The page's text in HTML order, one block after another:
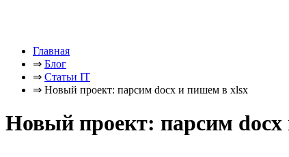
Главная
⇒ Блог
⇒ Статьи IT
⇒ Новый проект: парсим docx и пишем в xlsx
Новый проект: парсим